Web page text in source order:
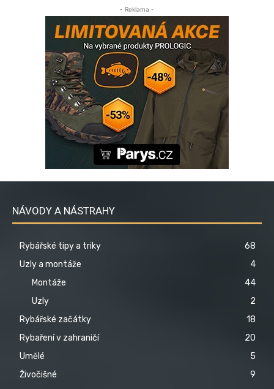
- Reklama -
NÁVODY A NÁSTRAHY
Rybářské tipy a triky
68
Uzly a montáže
4
Montáže
44
Uzly
2
Rybářské začátky
18
Rybaření v zahraničí
20
Umělé
5
Živočišné
9